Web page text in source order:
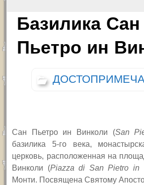
Базилика Сан
Пьетро ин
Сан Пьетро ин Винколи (San
базилика 5-го века,
церковь, расположенная на
Винколи (Piazza di San Pietro in
Монти. Посвящена Святому